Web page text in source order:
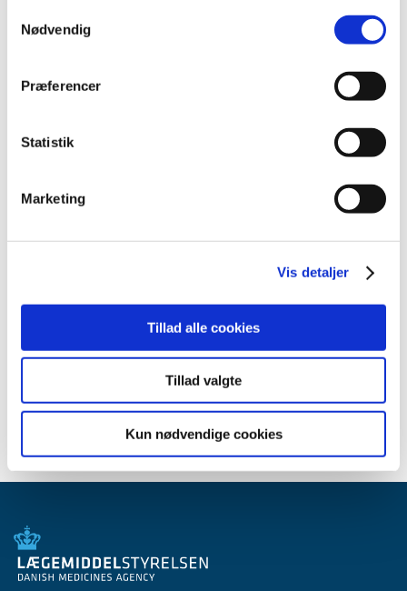
Nødvendig
Præferencer
Statistik
Marketing
Vis detaljer
Tillad alle cookies
Tillad valgte
Kun nødvendige cookies
2011 (13)
oktober (2)
maj (2)
2007 (3)
2005 (2)